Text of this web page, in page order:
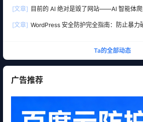
[文章] 目前的 AI 绝对是毁了网站——AI 智能体
[文章] WordPress 安全防护完全指南：防止暴力
Ta的全部动态
广告推荐